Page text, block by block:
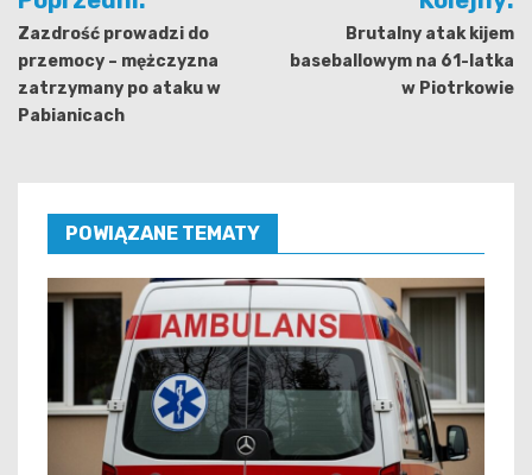
wpisu
Zazdrość prowadzi do
przemocy – mężczyzna
zatrzymany po ataku w
Pabianicach
Brutalny atak kijem
baseballowym na 61-latka
w Piotrkowie
POWIĄZANE TEMATY